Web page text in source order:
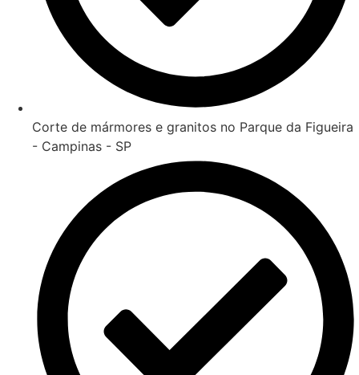
Corte de mármores e granitos no Parque da Figueira
- Campinas - SP